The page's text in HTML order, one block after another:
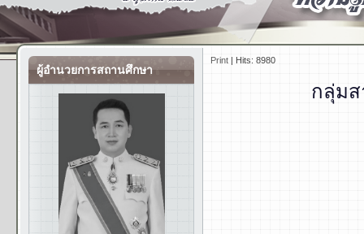
ผู้อำนวยการสถานศึกษา
Print | Hits: 8980
กลุ่มส